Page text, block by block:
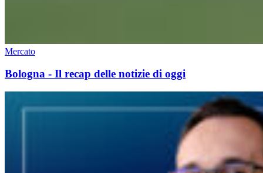
Mercato
Bologna - Il recap delle notizie di oggi